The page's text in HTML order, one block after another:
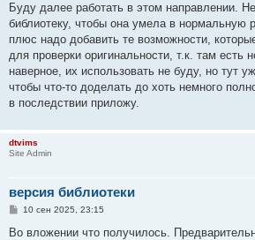
Буду далее работать в этом направлении.
библиотеку, чтобы она умела в нормальную
плюс надо добавить те возможности,
для проверки оригинальности, т.к. там есть
наверное, их использовать не буду, но тут
чтобы что-то доделать до хоть немного
в последствии приложу.
dtvims
Site Admin
версия библиотеки
С
о
10 сен 2025, 23:15
Во вложении что получилось.